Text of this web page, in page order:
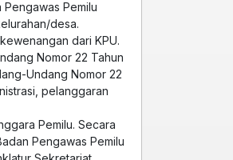
Pemilu
desa.
dari KPU.
Nomor 22 Tahun
Undang Nomor 22
pelanggaran
Pemilu. Secara
Pengawas Pemilu